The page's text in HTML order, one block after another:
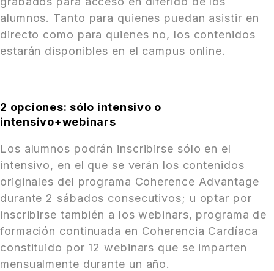
alumnos. Tanto para quienes puedan asistir en
directo como para quienes no, los contenidos
estarán disponibles en el campus online.
2 opciones: sólo intensivo o
intensivo+webinars
Los alumnos podrán inscribirse sólo en el
intensivo, en el que se verán los contenidos
originales del programa Coherence Advantage
durante 2 sábados consecutivos; u optar por
inscribirse también a los webinars, programa de
formación continuada en Coherencia Cardíaca
constituido por 12 webinars que se imparten
mensualmente durante un año.